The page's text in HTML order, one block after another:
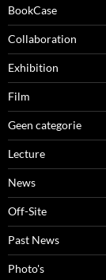
BookCase
Collaboration
Exhibition
Film
Geen categorie
Lecture
News
Off-Site
Past News
Photo's